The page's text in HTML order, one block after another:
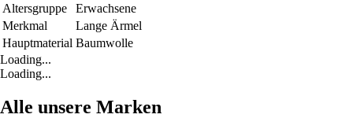
Altersgruppe
Erwachsene
Merkmal
Lange Ärmel
Hauptmaterial Baumwolle
Loading...
Loading...
Alle unsere Marken